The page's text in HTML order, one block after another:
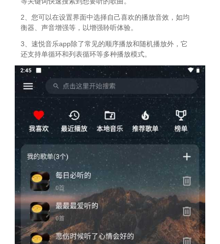
2、您可以在设置界面中选择自己喜欢的播放音效，如均
衡器、声音增强等，以增强聆听体验。
3、速悦音乐app除了常见的顺序播放和随机播放外，它
还支持单循环和列表循环等多种播放模式。